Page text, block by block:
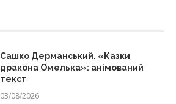
Сашко Дерманський. «Казки
дракона Омелька»: анімований
текст
03/08/2026